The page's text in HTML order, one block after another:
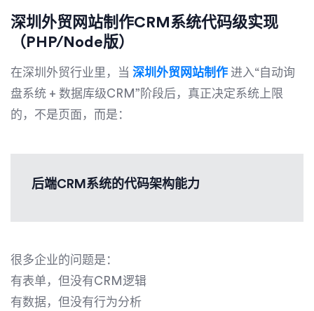
深圳外贸网站制作CRM系统代码级实现
（PHP/Node版）
在深圳外贸行业里，当 深圳外贸网站制作 进入“自动询
盘系统 + 数据库级CRM”阶段后，真正决定系统上限
的，不是页面，而是：
后端CRM系统的代码架构能力
很多企业的问题是：
有表单，但没有CRM逻辑
有数据，但没有行为分析